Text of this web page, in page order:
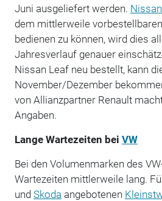
Juni ausgeliefert werden. Nissan
dem mittlerweile
bedienen zu können, wird dies
Jahresverlauf genauer
Nissan Leaf neu bestellt, kann
November/Dezember
von Allianzpartner Renault
Angaben.
Lange Wartezeiten bei VW
Bei den Volumenmarken des
Wartezeiten mittlerweile lang.
und Skoda angebotenen